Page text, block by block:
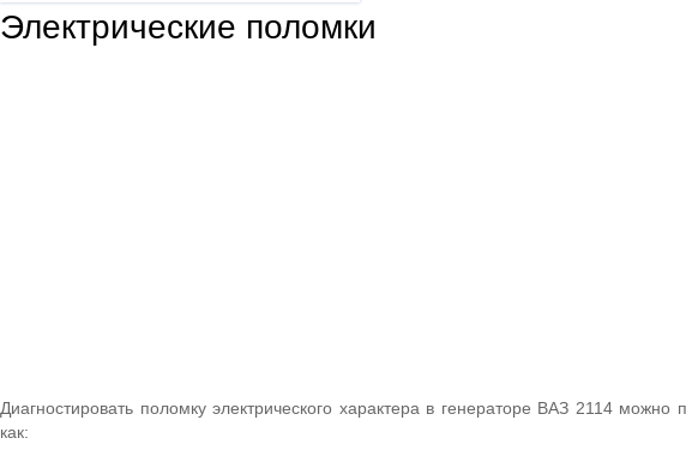
Электрические поломки
Диагностировать поломку электрического характера в генераторе ВАЗ 2114 можно
как: